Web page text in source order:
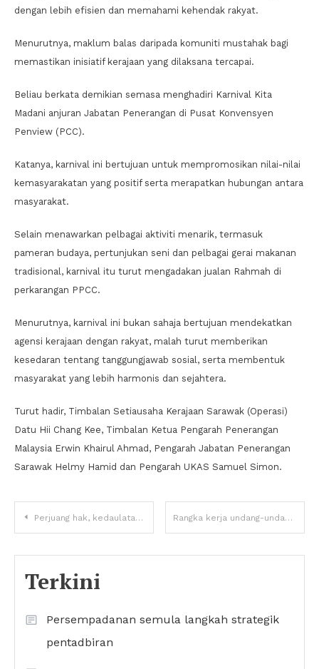
dengan lebih efisien dan memahami kehendak rakyat.
Menurutnya, maklum balas daripada komuniti mustahak bagi
memastikan inisiatif kerajaan yang dilaksana tercapai.
Beliau berkata demikian semasa menghadiri Karnival Kita
Madani anjuran Jabatan Penerangan di Pusat Konvensyen
Penview (PCC).
Katanya, karnival ini bertujuan untuk mempromosikan nilai-nilai
kemasyarakatan yang positif serta merapatkan hubungan antara
masyarakat.
Selain menawarkan pelbagai aktiviti menarik, termasuk
pameran budaya, pertunjukan seni dan pelbagai gerai makanan
tradisional, karnival itu turut mengadakan jualan Rahmah di
perkarangan PPCC.
Menurutnya, karnival ini bukan sahaja bertujuan mendekatkan
agensi kerajaan dengan rakyat, malah turut memberikan
kesedaran tentang tanggungjawab sosial, serta membentuk
masyarakat yang lebih harmonis dan sejahtera.
Turut hadir, Timbalan Setiausaha Kerajaan Sarawak (Operasi)
Datu Hii Chang Kee, Timbalan Ketua Pengarah Penerangan
Malaysia Erwin Khairul Ahmad, Pengarah Jabatan Penerangan
Sarawak Helmy Hamid dan Pengarah UKAS Samuel Simon.
Perjuang hak, kedaulatan Sarawak Rangka kerja undang-undang kawal selia pengagihan hidrogen bakal diwujud
Terkini
Persempadanan semula langkah strategik
pentadbiran